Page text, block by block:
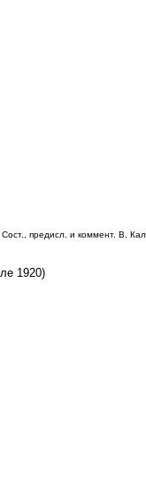
предисл. и коммент. В.
1920)